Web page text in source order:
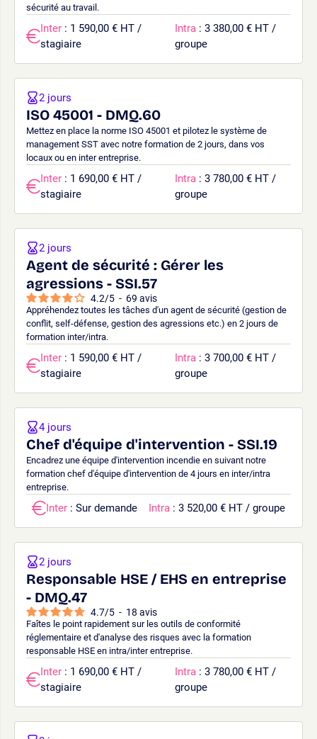
sécurité au travail.
Inter : 1 590,00 € HT /
stagiaire
Intra : 3 380,00 € HT /
groupe
ISO 45001 - DMQ.60
Mettez en place la norme ISO 45001 et pilotez le système de
management SST avec notre formation de 2 jours, dans vos
locaux ou en inter entreprise.
2 jours
Inter : 1 690,00 € HT /
stagiaire
Intra : 3 780,00 € HT /
groupe
Agent de sécurité : Gérer les
agressions - SSI.57
4.2/5 - 69 avis
Appréhendez toutes les tâches d'un agent de sécurité (gestion de
conflit, self-défense, gestion des agressions etc.) en 2 jours de
formation inter/intra.
2 jours
Inter : 1 590,00 € HT /
stagiaire
Intra : 3 700,00 € HT /
groupe
Chef d'équipe d'intervention - SSI.19
Encadrez une équipe d'intervention incendie en suivant notre
formation chef d'équipe d'intervention de 4 jours en inter/intra
entreprise.
4 jours
Inter : Sur demande Intra : 3 520,00 € HT / groupe
Responsable HSE / EHS en entreprise
- DMQ.47
4.7/5 - 18 avis
Faîtes le point rapidement sur les outils de conformité
réglementaire et d'analyse des risques avec la formation
responsable HSE en intra/inter entreprise.
2 jours
Inter : 1 690,00 € HT /
stagiaire
Intra : 3 780,00 € HT /
groupe